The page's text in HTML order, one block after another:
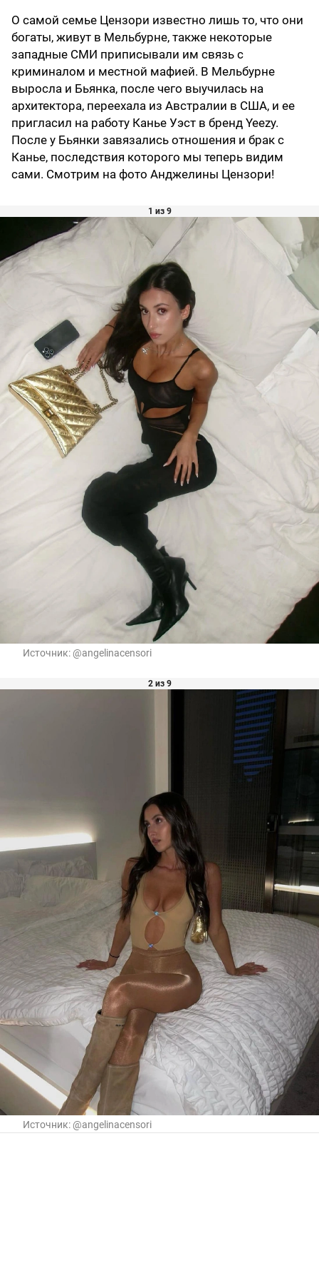
О самой семье Цензори известно лишь то, что они
богаты, живут в Мельбурне, также некоторые
западные СМИ приписывали им связь с
криминалом и местной мафией. В Мельбурне
выросла и Бьянка, после чего выучилась на
архитектора, переехала из Австралии в США, и ее
пригласил на работу Канье Уэст в бренд Yeezy.
После у Бьянки завязались отношения и брак с
Канье, последствия которого мы теперь видим
сами. Смотрим на фото Анджелины Цензори!
1 из 9
Источник: @angelinacensori
2 из 9
Источник: @angelinacensori